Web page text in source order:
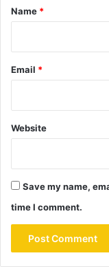
*
Name *
Email *
Website
Save my name,
time I comment.